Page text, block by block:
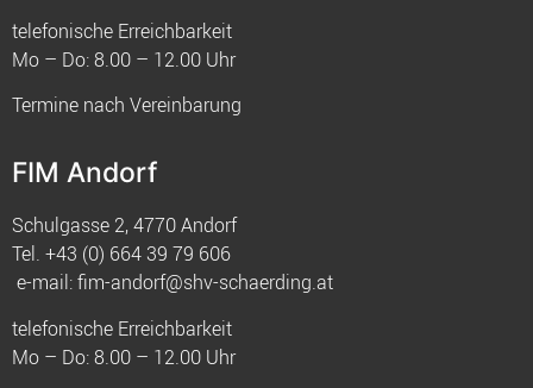
telefonische Erreichbarkeit
Mo – Do: 8.00 – 12.00 Uhr
Termine nach Vereinbarung
FIM Andorf
Schulgasse 2, 4770 Andorf
Tel. +43 (0) 664 39 79 606
e-mail:fim-andorf@shv-schaerding.at
telefonische Erreichbarkeit
Mo – Do: 8.00 – 12.00 Uhr